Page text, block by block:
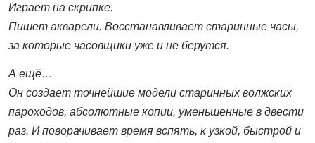
Играет на скрипке.
Пишет акварели. Восстанавливает старинные часы,
за которые часовщики уже и не берутся.
А ещё…
Он создает точнейшие модели старинных волжских
пароходов, абсолютные копии, уменьшенные в двести
раз. И поворачивает время вспять, к узкой, быстрой и